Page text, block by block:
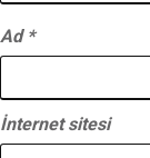
Ad *
İnternet sitesi